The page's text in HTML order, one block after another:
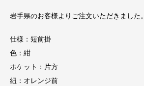
岩手県のお客様よりご注文いただきました。
仕様：短前掛
色：紺
ポケット：片方
紐：オレンジ前